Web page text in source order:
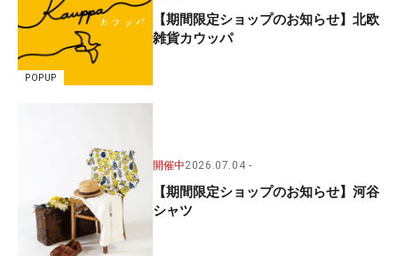
POPUP
【期間限定ショップのお知らせ】北欧
雑貨カウッパ
開催中2026.07.04
【期間限定ショップのお知らせ】河谷
シャツ